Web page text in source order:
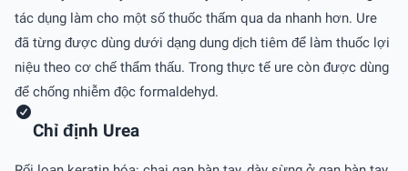
tác dụng làm cho một số thuốc thấm qua da nhanh hơn. Ure
đã từng được dùng dưới dạng dung dịch tiêm để làm thuốc lợi
niệu theo cơ chế thẩm thấu. Trong thực tế ure còn được dùng
để chống nhiễm độc formaldehyd.
Chỉ định Urea